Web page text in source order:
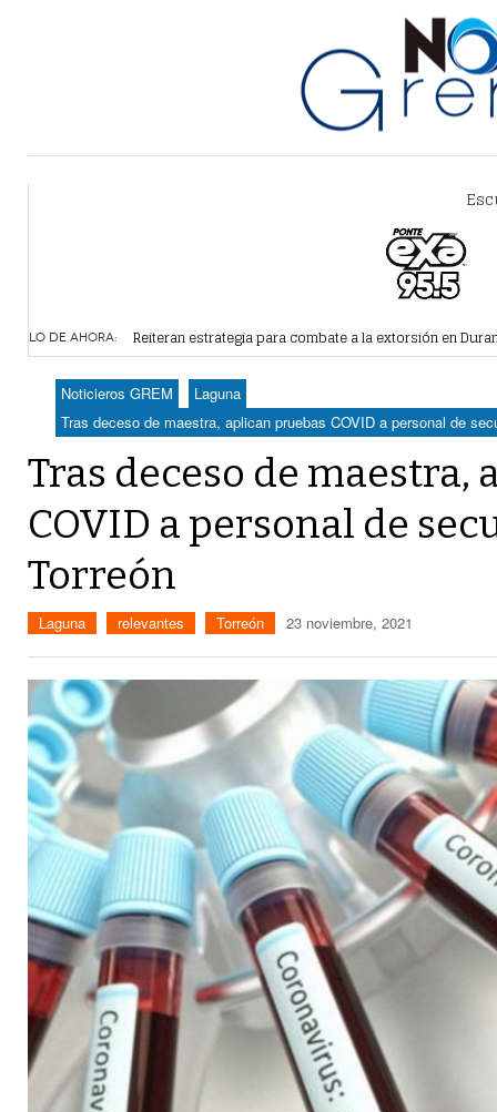
LO DE AHORA:
Reiteran estrategia para combate a la extorsión en
Por falta de agua, vecinos de Villa Zaragoza bloquearon
Plantean fideicomiso federal para operar Agua
Detienen a juez del Tribunal Superior de Justicia de
Noticieros GREM
Laguna
Tras deceso de maestra, aplican pruebas COVID a personal de
Tras deceso de maestra,
COVID a personal de
Torreón
Laguna relevantes Torreón 23 noviembre, 2021